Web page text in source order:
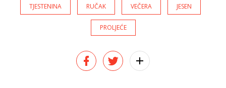
TJESTENINA RUČAK VEČERA JESEN
PROLJEĆE